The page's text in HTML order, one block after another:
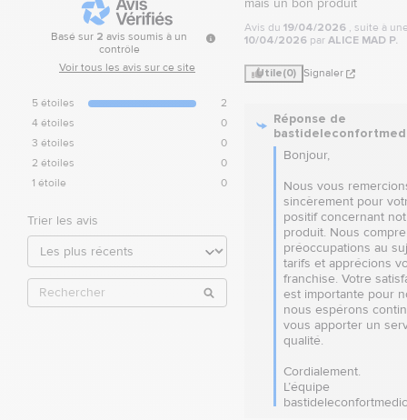
Basé sur 2 avis soumis à un
contrôle
Voir tous les avis sur ce site
5 étoiles
2
4 étoiles
0
3 étoiles
0
2 étoiles
0
1 étoile 0
Trier les avis
mais un bon produit
Avis du 19/04/2026 , suite à
10/04/2026 par ALICE MAD P.
Utile(0) Signaler
Réponse de
Bonjour,
Nous vous
sincèrement pour
positif concernant
produit. Nous
préoccupations au
tarifs et apprécions
franchise. Votre
est importante pour
nous espérons
vous apporter un
qualité.
Cordialement.
L’équipe